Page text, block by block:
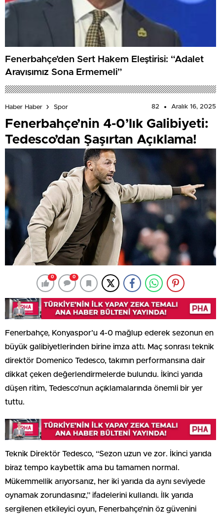
Fenerbahçe’den Sert Hakem Eleştirisi: “Adalet
Arayışımız Sona Ermemeli”
Haber Haber Spor 82 Aralık 16, 2025
Fenerbahçe’nin 4-0’lık Galibiyeti:
Tedesco’dan Şaşırtan Açıklama!
0 0
Fenerbahçe, Konyaspor’u 4-0 mağlup ederek sezonun en
büyük galibiyetlerinden birine imza attı. Maç sonrası teknik
direktör Domenico Tedesco, takımın performansına dair
dikkat çeken değerlendirmelerde bulundu. İkinci yarıda
düşen ritim, Tedesco’nun açıklamalarında önemli bir yer
tuttu.
Teknik Direktör Tedesco, “Sezon uzun ve zor. İkinci yarıda
biraz tempo kaybettik ama bu tamamen normal.
Mükemmellik arıyorsanız, her iki yarıda da aynı seviyede
oynamak zorundasınız,” ifadelerini kullandı. İlk yarıda
sergilenen etkileyici oyun, Fenerbahçe’nin öz güvenini